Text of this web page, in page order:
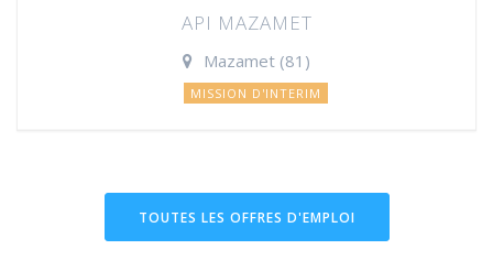
API MAZAMET
Mazamet (81)
MISSION D'INTERIM
TOUTES LES OFFRES D'EMPLOI